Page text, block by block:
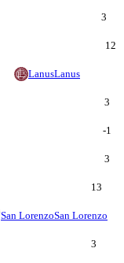
3
12
LanusLanus
3
-1
3
13
San LorenzoSan Lorenzo
3